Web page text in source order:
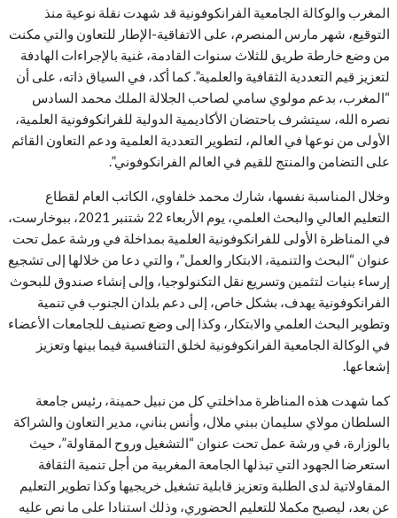
المغرب والوكالة الجامعية الفرانكوفونية قد شهدت نقلة نوعية منذ
التوقيع، شهر مارس المنصرم، على الاتفاقية-الإطار للتعاون والتي مكنت
من وضع خارطة طريق للثلاث سنوات القادمة، غنية بالإجراءات الهادفة
لتعزيز قيم التعددية الثقافية والعلمية”. كما أكد، في السياق ذاته، على أن
“المغرب، بدعم مولوي سامي لصاحب الجلالة الملك محمد السادس
نصره الله، سيتشرف باحتضان الأكاديمية الدولية للفرانكوفونية العلمية،
الأولى من نوعها في العالم، لتطوير التعددية العلمية ودعم التعاون القائم
على التضامن والمنتج للقيم في العالم الفرانكوفوني”.
وخلال المناسبة نفسها، شارك محمد خلفاوي، الكاتب العام لقطاع
التعليم العالي والبحث العلمي، يوم الأربعاء 22 شتنبر 2021، ببوخارست،
في المناظرة الأولى للفرانكوفونية العلمية بمداخلة في ورشة عمل تحت
عنوان “البحث والتنمية، الابتكار والعمل”، والتي دعا من خلالها إلى تشجيع
إرساء بنيات لتثمين وتسريع نقل التكنولوجيا، وإلى إنشاء صندوق للبحوث
الفرانكوفونية يهدف، بشكل خاص، إلى دعم بلدان الجنوب في تنمية
وتطوير البحث العلمي والابتكار، وكذا إلى وضع تصنيف للجامعات الأعضاء
في الوكالة الجامعية الفرانكوفونية لخلق التنافسية فيما بينها وتعزيز
إشعاعها.
كما شهدت هذه المناظرة مداخلتي كل من نبيل حمينة، رئيس جامعة
السلطان مولاي سليمان ببني ملال، وأنس بناني، مدير التعاون والشراكة
بالوزارة، في ورشة عمل تحت عنوان “التشغيل وروح المقاولة”، حيث
استعرضا الجهود التي تبذلها الجامعة المغربية من أجل تنمية الثقافة
المقاولاتية لدى الطلبة وتعزيز قابلية تشغيل خريجيها وكذا تطوير التعليم
عن بعد، ليصبح مكملا للتعليم الحضوري، وذلك استنادا على ما نص عليه